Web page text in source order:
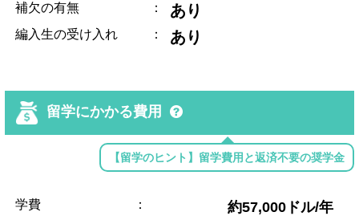
補欠の有無 ： あり
編入生の受け入れ ： あり
留学にかかる費用
【留学のヒント】留学費用と返済不要の奨学金
学費 ： 約57,000ドル/年